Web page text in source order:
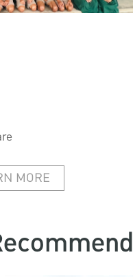
MORE